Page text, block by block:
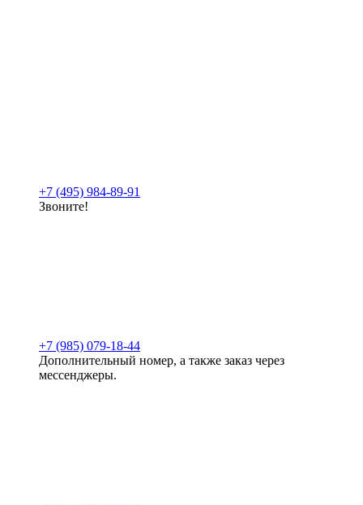
+7 (495) 984-89-91
Звоните!
+7 (985) 079-18-44
Дополнительный номер, а также заказ через
мессенджеры.